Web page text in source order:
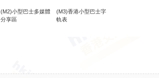
(M2)小型巴士多媒體
分享區
(M3)香港小型巴士字
軌表